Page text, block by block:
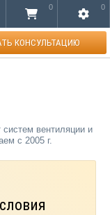
0 0
систем вентиляции и
с 2005 г.
КОНСУЛЬТАЦИЮ